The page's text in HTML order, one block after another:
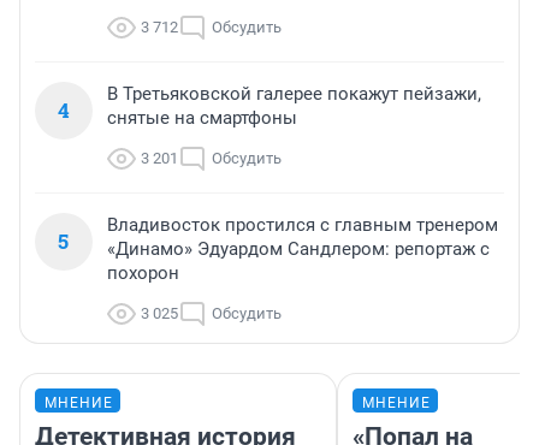
3 712 Обсудить
4
В Третьяковской галерее покажут пейзажи,
снятые на смартфоны
3 201 Обсудить
5
Владивосток простился с главным тренером
«Динамо» Эдуардом Сандлером: репортаж с
похорон
3 025 Обсудить
МНЕНИЕ
Детективная история
МНЕНИЕ
«Попал на